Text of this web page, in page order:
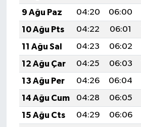
9 Ağu Paz
04:20 06:00
10 Ağu Pts
04:22 06:01
11 Ağu Sal
04:23 06:02
12 Ağu Çar
04:25 06:03
13 Ağu Per
04:26 06:04
14 Ağu Cum
04:28 06:05
15 Ağu Cts
04:29 06:06
Yaşam
Yemek Tarifleri